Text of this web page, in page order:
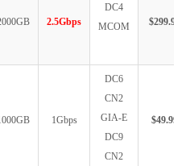
DC4
MCOM
2.5Gbps $299.99
1Gbps
DC6
CN2
GIA-E
DC9
CN2
$49.99